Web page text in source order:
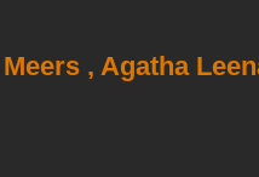
, Agatha